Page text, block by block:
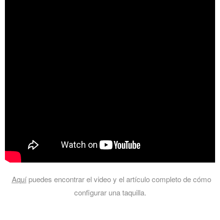
Aquípuedes encontrar el video y el artículo completo de cómo
configurar una taquilla.